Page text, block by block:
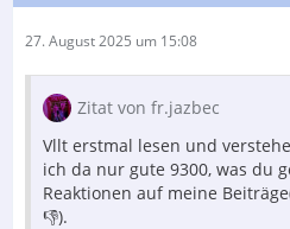
27. August 2025 um 15:08
Zitat von fr.jazbec
Vllt erstmal lesen und
ich da nur gute 9300, was du
Reaktionen auf meine
👎).